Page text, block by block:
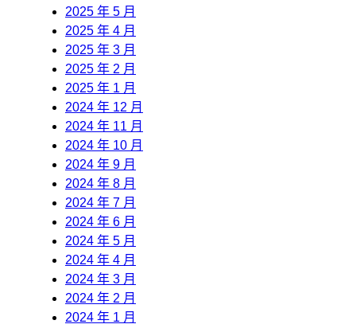
2025 年 5 月
2025 年 4 月
2025 年 3 月
2025 年 2 月
2025 年 1 月
2024 年 12 月
2024 年 11 月
2024 年 10 月
2024 年 9 月
2024 年 8 月
2024 年 7 月
2024 年 6 月
2024 年 5 月
2024 年 4 月
2024 年 3 月
2024 年 2 月
2024 年 1 月